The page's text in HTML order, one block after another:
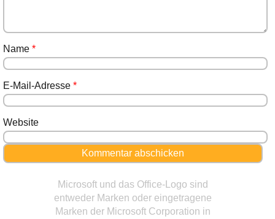
Name *
E-Mail-Adresse *
Website
Microsoft und das Office-Logo sind
entweder Marken oder eingetragene
Marken der Microsoft Corporation in